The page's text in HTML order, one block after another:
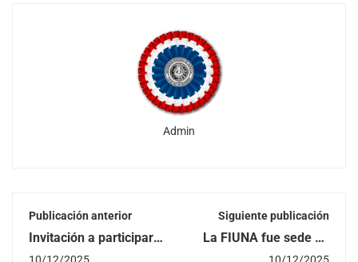
Admin
Publicación anterior
Invitación a participar
del Taller de "Métodos
Siguiente publicación
La FIUNA fue sede de
las jornadas de